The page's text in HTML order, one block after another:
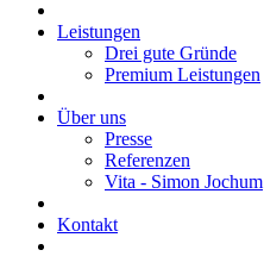
Leistungen
Drei gute Gründe
Premium Leistungen
Über uns
Presse
Referenzen
Vita - Simon Jochum
Kontakt